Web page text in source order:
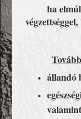
ha
állandó